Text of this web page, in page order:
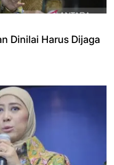
Dinilai Harus Dijaga